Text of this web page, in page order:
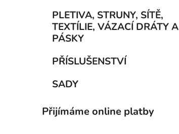
PLETIVA, STRUNY, SÍTĚ,
TEXTÍLIE, VÁZACÍ DRÁTY A
PÁSKY
PŘÍSLUŠENSTVÍ
SADY
Přijímáme online platby